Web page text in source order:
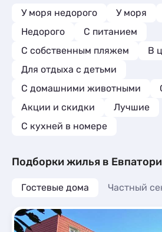
У моря недорого
У моря
Недорого
С питанием
С собственным пляжем
В
Для отдыха с детьми
С домашними животными
Акции и скидки
Лучшие
C кухней в номере
Подборки жилья в
Гостевые дома Частный